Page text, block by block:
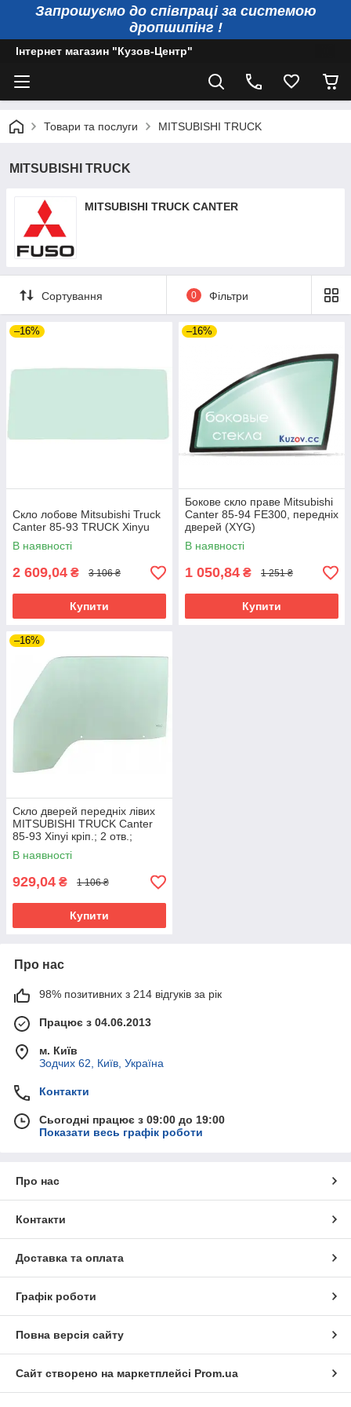
Запрошуємо до співпраці за системою
дропшипінг !
Інтернет магазин "Кузов-Центр"
Товари та послуги MITSUBISHI TRUCK
MITSUBISHI TRUCK
MITSUBISHI TRUCK CANTER
Сортування 0 Фільтри
–16%
Скло лобове Mitsubishi Truck
Canter 85-93 TRUCK Xinyu
В наявності
2 609,04 ₴ 3 106 ₴
Купити
–16%
Бокове скло праве Mitsubishi
Canter 85-94 FE300, передніх
дверей (XYG)
В наявності
1 050,84 ₴ 1 251 ₴
Купити
–16%
Скло дверей передніх лівих
MITSUBISHI TRUCK Canter
85-93 Xinyi кріп.; 2 отв.;
980*723
В наявності
929,04 ₴ 1 106 ₴
Купити
Про нас
98% позитивних з 214 відгуків за рік
Працює з 04.06.2013
м. Київ
Зодчих 62, Київ, Україна
Контакти
Сьогодні працює з 09:00 до 19:00
Показати весь графік роботи
Про нас
Контакти
Доставка та оплата
Графік роботи
Повна версія сайту
Сайт створено на маркетплейсі Prom.ua